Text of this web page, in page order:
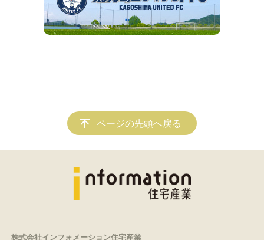
ページの先頭へ戻る
株式会社インフォメーション住宅産業